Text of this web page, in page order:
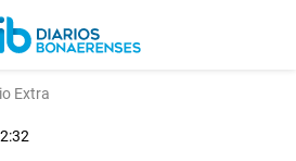
Extra